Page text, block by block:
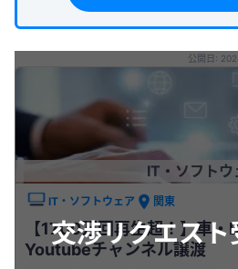
交渉リクエスト
公開日:
IT・ソフトウ
IT・ソフトウェア 関東
【1700万回再生超！】車・
Youtubeチャンネル譲渡